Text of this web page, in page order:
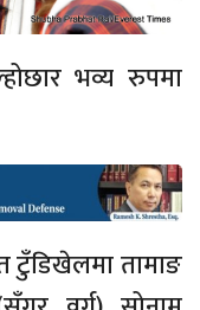
भव्य रुपमा
टुँडिखेलमा तामाङ